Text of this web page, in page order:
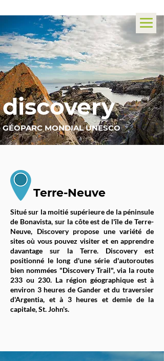
Découvrez l'émerveillement.
discovery
GÉOPARC MONDIAL UNESCO
Terre-Neuve
Situé sur la moitié supérieure de la péninsule
de Bonavista, sur la côte est de l'île de Terre-
Neuve, Discovery propose une variété de
sites où vous pouvez visiter et en apprendre
davantage sur la Terre. Discovery est
positionné le long d'une série d'autoroutes
bien nommées "Discovery Trail", via la route
233 ou 230. La région géographique est à
environ 3 heures de Gander et du traversier
d'Argentia, et à 3 heures et demie de la
capitale, St. John's.